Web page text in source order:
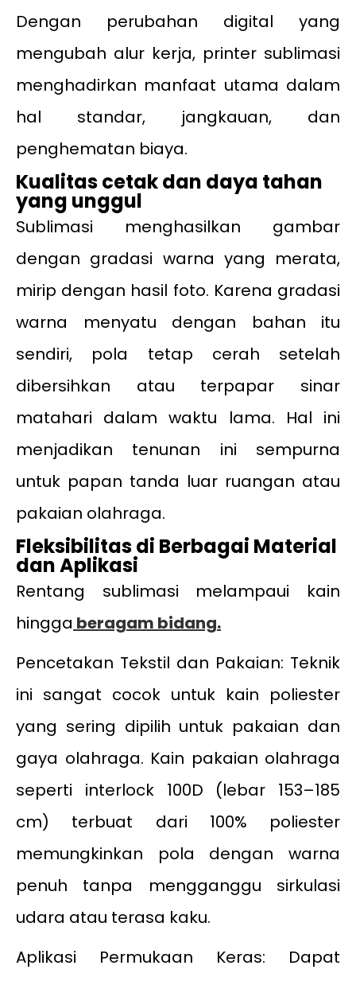
Dengan perubahan digital yang
mengubah alur kerja, printer sublimasi
menghadirkan manfaat utama dalam
hal standar, jangkauan, dan
penghematan biaya.
Kualitas cetak dan daya tahan
yang unggul
Sublimasi menghasilkan gambar
dengan gradasi warna yang merata,
mirip dengan hasil foto. Karena gradasi
warna menyatu dengan bahan itu
sendiri, pola tetap cerah setelah
dibersihkan atau terpapar sinar
matahari dalam waktu lama. Hal ini
menjadikan tenunan ini sempurna
untuk papan tanda luar ruangan atau
pakaian olahraga.
Fleksibilitas di Berbagai Material
dan Aplikasi
Rentang sublimasi melampaui kain
hingga beragam bidang.
Pencetakan Tekstil dan Pakaian: Teknik
ini sangat cocok untuk kain poliester
yang sering dipilih untuk pakaian dan
gaya olahraga. Kain pakaian olahraga
seperti interlock 100D (lebar 153–185
cm) terbuat dari 100% poliester
memungkinkan pola dengan warna
penuh tanpa mengganggu sirkulasi
udara atau terasa kaku.
Aplikasi Permukaan Keras: Dapat